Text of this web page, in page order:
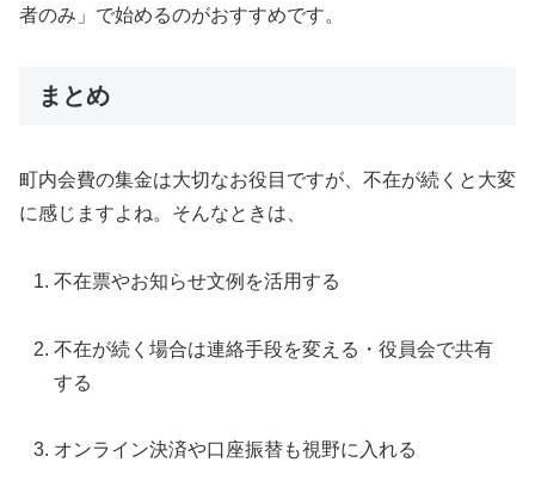
者のみ」で始めるのがおすすめです。
まとめ
町内会費の集金は大切なお役目ですが、不在が続くと大変
に感じますよね。そんなときは、
不在票やお知らせ文例を活用する
不在が続く場合は連絡手段を変える・役員会で共有
する
オンライン決済や口座振替も視野に入れる